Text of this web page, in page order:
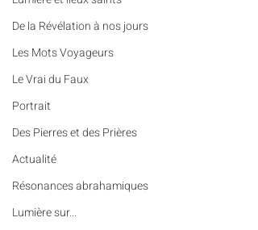
De la Révélation à nos jours
Les Mots Voyageurs
Le Vrai du Faux
Portrait
Des Pierres et des Prières
Actualité
Résonances abrahamiques
Lumière sur...